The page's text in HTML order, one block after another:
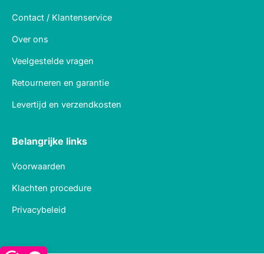
Contact / Klantenservice
Over ons
Veelgestelde vragen
Retourneren en garantie
Levertijd en verzendkosten
Belangrijke links
Voorwaarden
Klachten procedure
Privacybeleid